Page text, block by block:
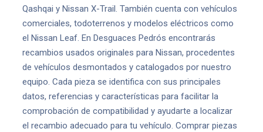
Qashqai y Nissan X-Trail. También cuenta con vehículos
comerciales, todoterrenos y modelos eléctricos como
el Nissan Leaf. En Desguaces Pedrós encontrarás
recambios usados originales para Nissan, procedentes
de vehículos desmontados y catalogados por nuestro
equipo. Cada pieza se identifica con sus principales
datos, referencias y características para facilitar la
comprobación de compatibilidad y ayudarte a localizar
el recambio adecuado para tu vehículo. Comprar piezas